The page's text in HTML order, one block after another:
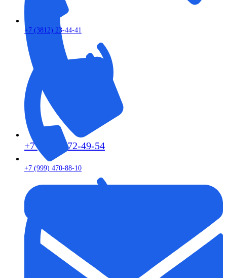
+7 (913) 672-49-54
+7 (3812) 23-44-41
+7 (999) 470-88-10